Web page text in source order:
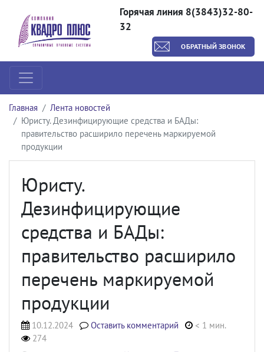
Горячая линия 8(3843)32-80-
32
ОБРАТНЫЙ ЗВОНОК
Главная
Лента новостей
Юристу. Дезинфицирующие средства и БАДы:
правительство расширило перечень маркируемой
продукции
Юристу.
Дезинфицирующие
средства и БАДы:
правительство расширило
перечень маркируемой
продукции
10.12.2024 Оставить комментарий
< 1 мин.
274